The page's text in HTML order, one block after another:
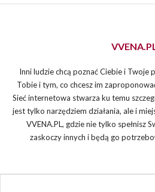
Inni ludzie chcą poznać Ciebie i Twoje
Tobie i tym, co chcesz im
Sieć internetowa stwarza ku temu
jest tylko narzędziem działania, ale i
VVENA.PL, gdzie nie tylko spełnisz
zaskoczy innych i będą go